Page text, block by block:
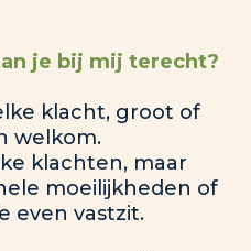
je bij mij terecht?
klacht, groot of
welkom.
klachten, maar
moeilijkheden of
even vastzit.